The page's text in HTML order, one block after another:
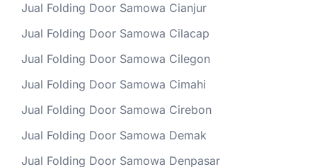
Jual Folding Door Samowa Cianjur
Jual Folding Door Samowa Cilacap
Jual Folding Door Samowa Cilegon
Jual Folding Door Samowa Cimahi
Jual Folding Door Samowa Cirebon
Jual Folding Door Samowa Demak
Jual Folding Door Samowa Denpasar